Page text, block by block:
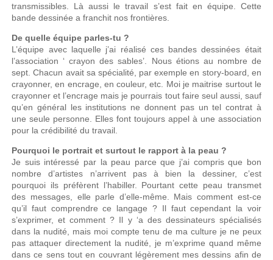
transmissibles. Là aussi le travail s’est fait en équipe. Cette
bande dessinée a franchit nos frontières.
De quelle équipe parles-tu ?
L’équipe avec laquelle j’ai réalisé ces bandes dessinées était
l’association ‘ crayon des sables’. Nous étions au nombre de
sept. Chacun avait sa spécialité, par exemple en story-board, en
crayonner, en encrage, en couleur, etc. Moi je maitrise surtout le
crayonner et l’encrage mais je pourrais tout faire seul aussi, sauf
qu’en général les institutions ne donnent pas un tel contrat à
une seule personne. Elles font toujours appel à une association
pour la crédibilité du travail.
Pourquoi le portrait et surtout le rapport à la peau ?
Je suis intéressé par la peau parce que j’ai compris que bon
nombre d’artistes n’arrivent pas à bien la dessiner, c’est
pourquoi ils préfèrent l’habiller. Pourtant cette peau transmet
des messages, elle parle d’elle-même. Mais comment est-ce
qu’il faut comprendre ce langage ? Il faut cependant la voir
s’exprimer, et comment ? Il y ‘a des dessinateurs spécialisés
dans la nudité, mais moi compte tenu de ma culture je ne peux
pas attaquer directement la nudité, je m’exprime quand même
dans ce sens tout en couvrant légèrement mes dessins afin de